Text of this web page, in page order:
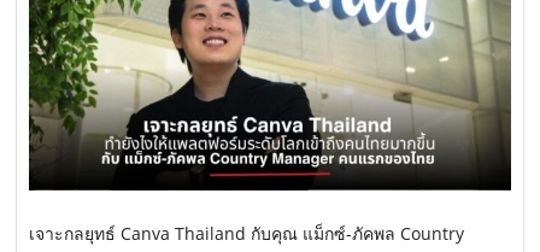
เจาะกลยุทธ์ Canva Thailand กับคุณ แม็กซ์-ภัคพล Country